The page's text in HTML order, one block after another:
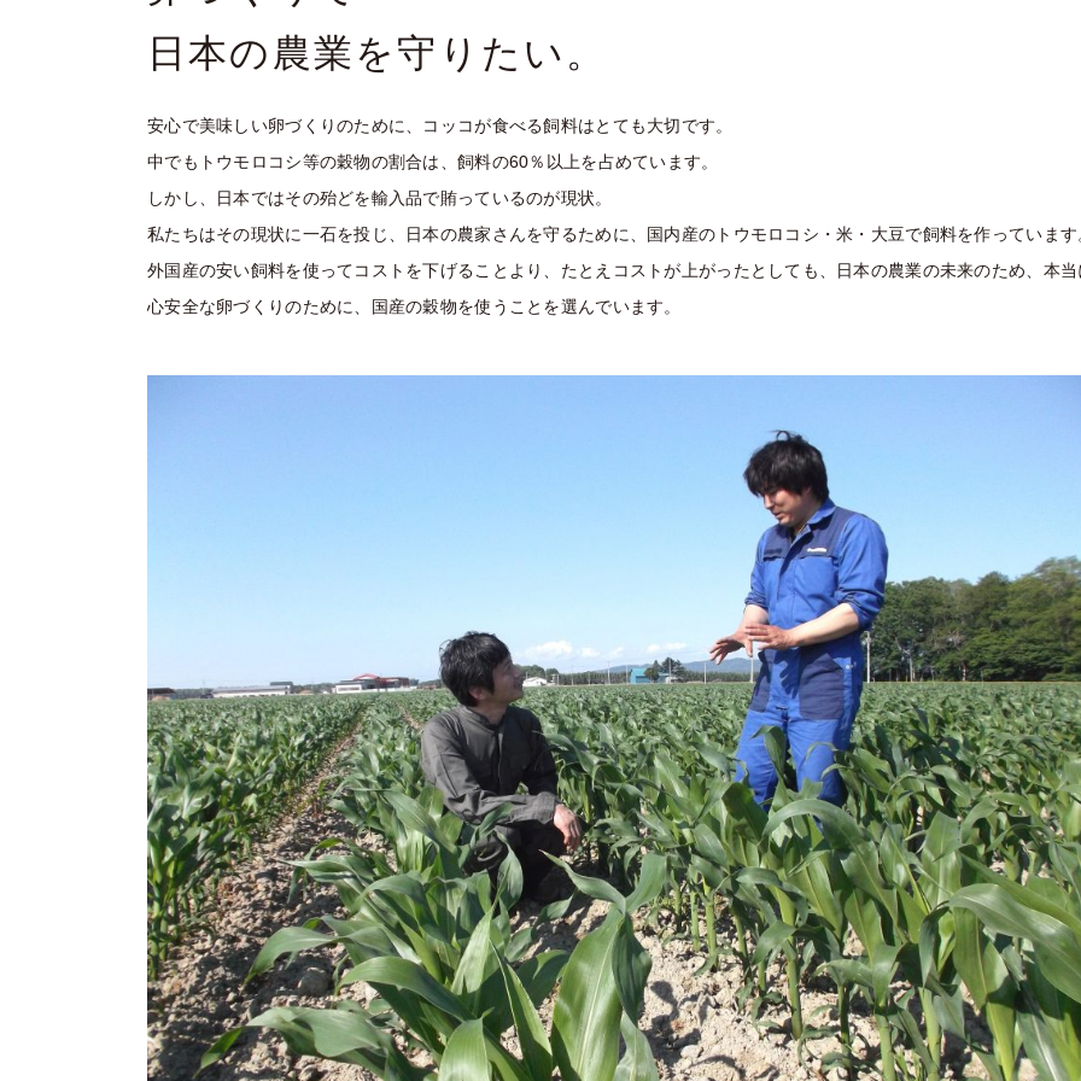
日本の農業を守りたい。
安心で美味しい卵づくりのために、コッコが食べる飼料はとても大切です。
中でもトウモロコシ等の穀物の割合は、飼料の60％以上を占めています。
しかし、日本ではその殆どを輸入品で賄っているのが現状。
私たちはその現状に一石を投じ、日本の農家さんを守るために、国内産のトウモロコシ・米・大豆で飼料を作っています
外国産の安い飼料を使ってコストを下げることより、たとえコストが上がったとしても、日本の農業の未来のため、本
心安全な卵づくりのために、国産の穀物を使うことを選んでいます。